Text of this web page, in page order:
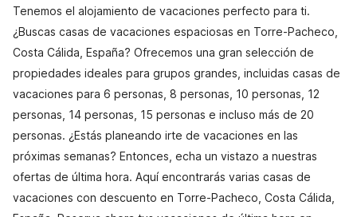
Tenemos el alojamiento de vacaciones perfecto para ti.
¿Buscas casas de vacaciones espaciosas en Torre-Pacheco,
Costa Cálida, España? Ofrecemos una gran selección de
propiedades ideales para grupos grandes, incluidas casas de
vacaciones para 6 personas, 8 personas, 10 personas, 12
personas, 14 personas, 15 personas e incluso más de 20
personas. ¿Estás planeando irte de vacaciones en las
próximas semanas? Entonces, echa un vistazo a nuestras
ofertas de última hora. Aquí encontrarás varias casas de
vacaciones con descuento en Torre-Pacheco, Costa Cálida,